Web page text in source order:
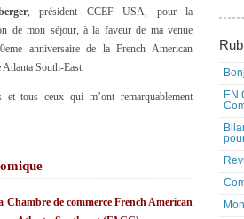
, président CCEF USA, pour la
de mon séjour, à la faveur de ma venue
anniversaire de la French American
South-East.
tous ceux qui m’ont remarquablement
Chambre de commerce French American
EN